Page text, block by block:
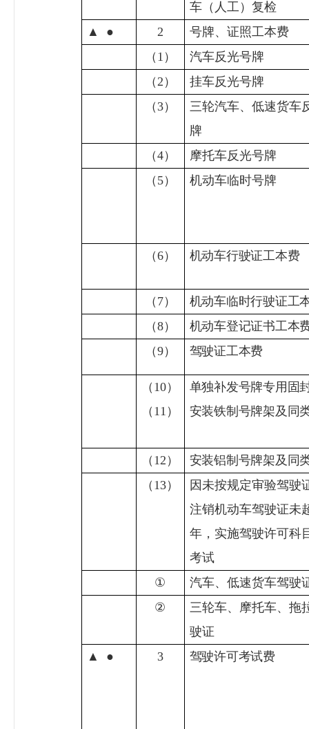
车（人工）复检
▲
● 2
号牌、证照工本费
（ 1 ）
汽车反光号牌
（2 ）
挂车反光号牌
（3）
三轮汽车、低速货车
牌
（4）
摩托车反光号牌
（ 5） 机动车临时号牌
（6） 机动车行驶证工本费
（ 7）
机动车临时行驶证工
（8）
机动车登记证书工本
（9） 驾驶证工本费
（ 10）
（ 11 ）
单独补发号牌专用固
安装铁制号牌架及同
（ 12 ）
安装铝制号牌架及同
（ 13）
因未按规定审验驾驶
注销机动车驾驶证未
年，实施驾驶许可科
考试
①
汽车、低速货车驾驶
②
三轮车、摩托车、拖
驶证
▲
● 3 驾驶许可考试费